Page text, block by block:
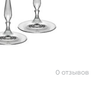
0 отзывов